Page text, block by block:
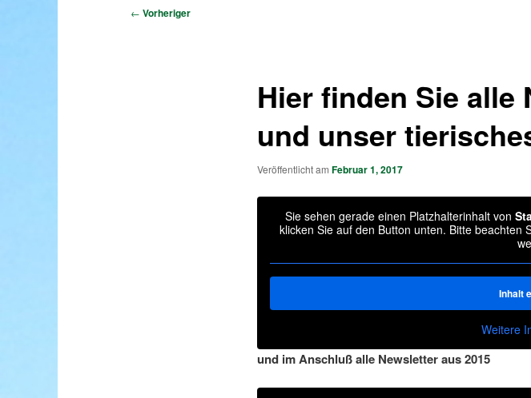
Beitragsnavigation
← Vorheriger
Hier finden Sie alle
und unser
Veröffentlicht amFebruar 1, 2017
Sie sehen gerade einen Platzhalterinhalt von
klicken Sie auf den Button unten. Bitte beachten
Inhalt
Weitere
und im Anschluß alle Newsletter aus 2015